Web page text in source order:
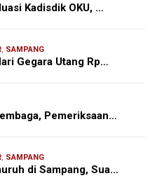
Kadisdik OKU, …
, SAMPANG
Gegara Utang Rp…
Pemeriksaan…
, SAMPANG
di Sampang, Sua…